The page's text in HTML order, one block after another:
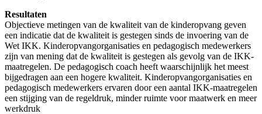
Resultaten
Objectieve metingen van de kwaliteit van de kinderopvang geven
een indicatie dat de kwaliteit is gestegen sinds de invoering van de
Wet IKK. Kinderopvangorganisaties en pedagogisch medewerkers
zijn van mening dat de kwaliteit is gestegen als gevolg van de IKK-
maatregelen. De pedagogisch coach heeft waarschijnlijk het meest
bijgedragen aan een hogere kwaliteit. Kinderopvangorganisaties en
pedagogisch medewerkers ervaren door een aantal IKK-maatregelen
een stijging van de regeldruk, minder ruimte voor maatwerk en meer
werkdruk